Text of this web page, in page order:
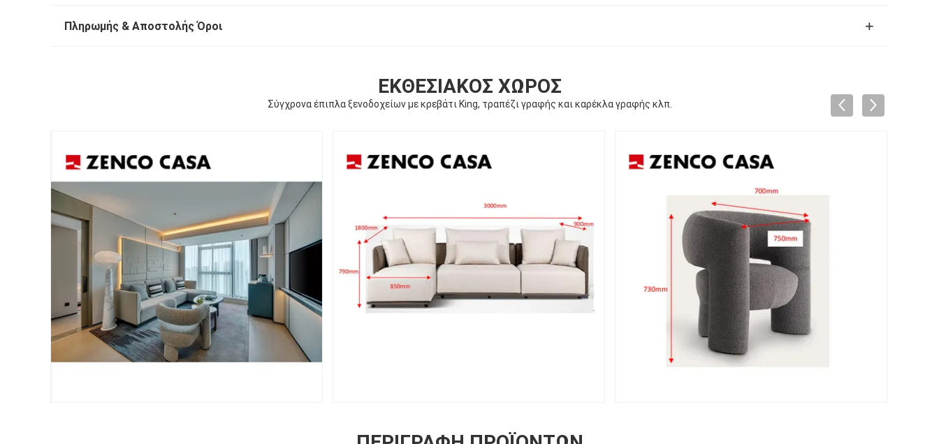
Πληρωμής & Αποστολής Όροι
ΕΚΘΕΣΙΑΚΌΣ ΧΏΡΟΣ
Σύγχρονα έπιπλα ξενοδοχείων με κρεβάτι King, τραπέζι γραφής και καρέκλα γραφής κλπ.